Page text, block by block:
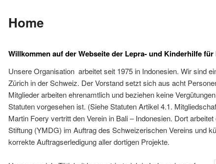
Home
Willkommen auf der Webseite der Lepra- und Kinderhilfe
Unsere Organisation arbeitet seit 1975 in Indonesien. Wir sind
Zürich in der Schweiz. Der Vorstand setzt sich aus acht
Mitglieder arbeiten ehrenamtlich und beziehen keine
Statuten vorgesehen ist. (Siehe Statuten Artikel 4.1.
Martin Foery vertritt den Verein in Bali – Indonesien. Dort arbeitet
Stiftung (YMDG) im Auftrag des Schweizerischen Vereins und
korrekte Auftragserledigung aller dortigen Projekte.